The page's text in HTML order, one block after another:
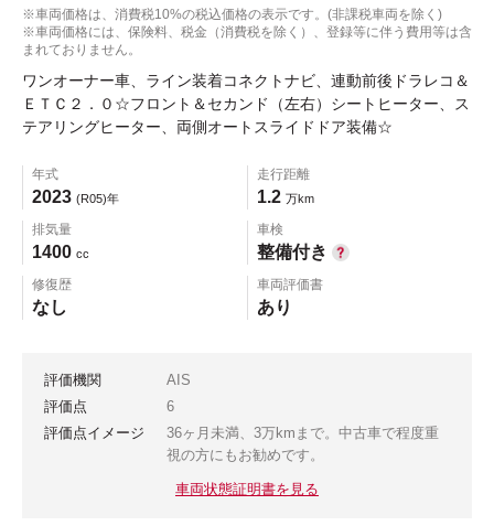
※車両価格は、消費税10%の税込価格の表示です。(非課税車両を除く)
※車両価格には、保険料、税金（消費税を除く）、登録等に伴う費用等は含
まれておりません。
ワンオーナー車、ライン装着コネクトナビ、連動前後ドラレコ＆
ＥＴＣ２．０☆フロント＆セカンド（左右）シートヒーター、ス
テアリングヒーター、両側オートスライドドア装備☆
年式
2023 (R05)年
走行距離
1.2 万km
排気量
1400 cc
車検
整備付き
修復歴
なし
車両評価書
あり
評価機関
AIS
評価点
6
評価点イメージ
36ヶ月未満、3万kmまで。中古車で程度重
視の方にもお勧めです。
車両状態証明書を見る